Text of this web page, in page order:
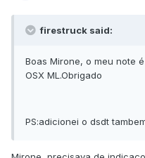
firestruck said:
Boas Mirone, o meu note
OSX ML.Obrigado
PS:adicionei o dsdt